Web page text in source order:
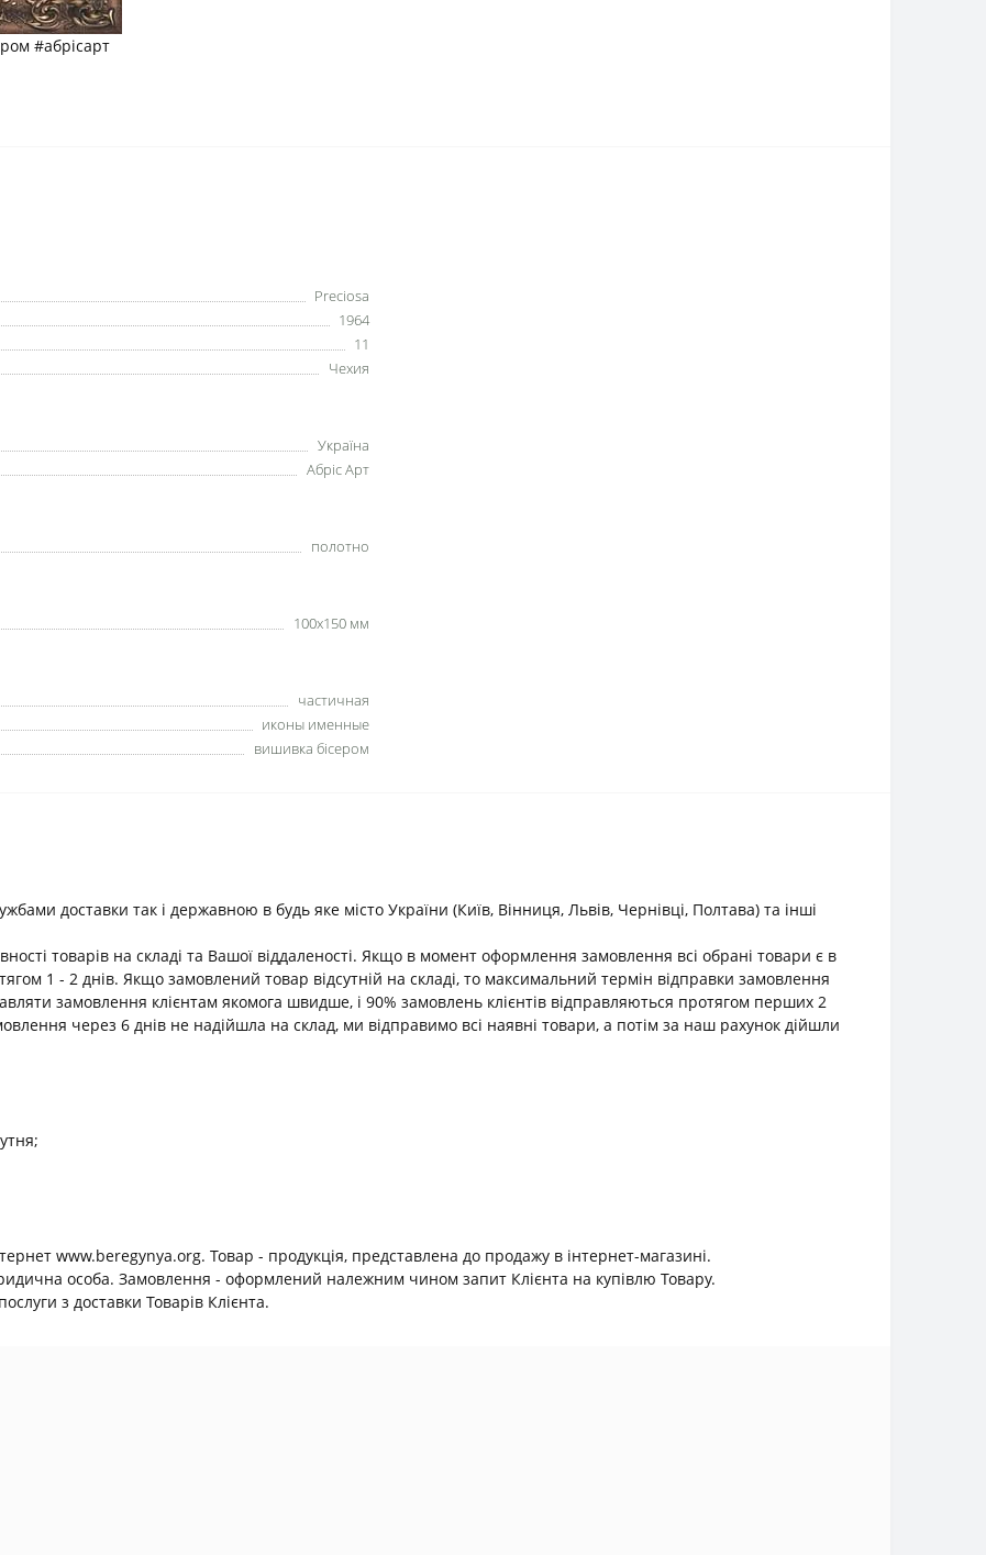
#абрісарт
Preciosa
1964
11
Чехия
Україна
Абріс Арт
полотно
100х150 мм
частичная
иконы именные
вишивка бісером
доставки так і державною в будь яке місто України (Київ, Вінниця, Львів, Чернівці, Полтава) та інші
товарів на складі та Вашої віддаленості. Якщо в момент оформлення замовлення всі обрані товари є в
1 - 2 днів. Якщо замовлений товар відсутній на складі, то максимальний термін відправки замовлення
замовлення клієнтам якомога швидше, і 90% замовлень клієнтів відправляються протягом перших 2
через 6 днів не надійшла на склад, ми відправимо всі наявні товари, а потім за наш рахунок дійшли
www.beregynya.org. Товар - продукція, представлена до продажу в інтернет-магазині.
особа. Замовлення - оформлений належним чином запит Клієнта на купівлю Товару.
з доставки Товарів Клієнта.